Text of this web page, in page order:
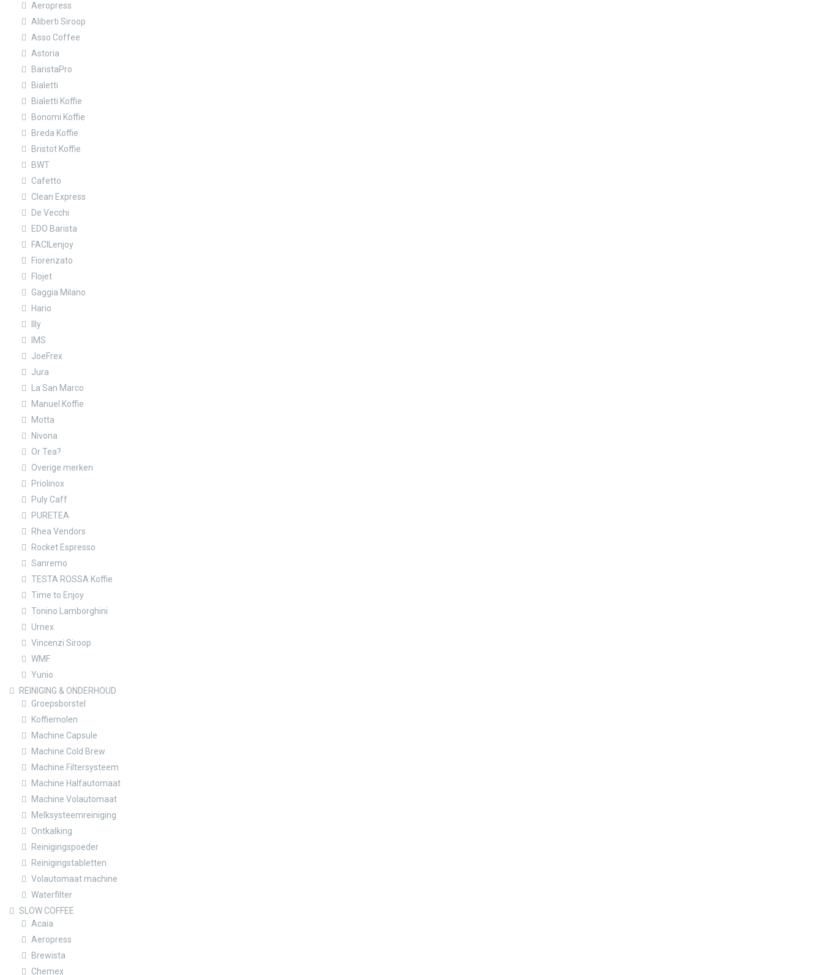
Aeropress
Aliberti Siroop
Asso Coffee
Astoria
BaristaPro
Bialetti
Bialetti Koffie
Bonomi Koffie
Breda Koffie
Bristot Koffie
BWT
Cafetto
Clean Express
De Vecchi
EDO Barista
FACILenjoy
Fiorenzato
Flojet
Gaggia Milano
Hario
Illy
IMS
JoeFrex
Jura
La San Marco
Manuel Koffie
Motta
Nivona
Or Tea?
Overige merken
Priolinox
Puly Caff
PURETEA
Rhea Vendors
Rocket Espresso
Sanremo
TESTA ROSSA Koffie
Time to Enjoy
Tonino Lamborghini
Urnex
Vincenzi Siroop
WMF
Yunio
REINIGING & ONDERHOUD
Groepsborstel
Koffiemolen
Machine Capsule
Machine Cold Brew
Machine Filtersysteem
Machine Halfautomaat
Machine Volautomaat
Melksysteemreiniging
Ontkalking
Reinigingspoeder
Reinigingstabletten
Volautomaat machine
Waterfilter
SLOW COFFEE
Acaia
Aeropress
Brewista
Chemex